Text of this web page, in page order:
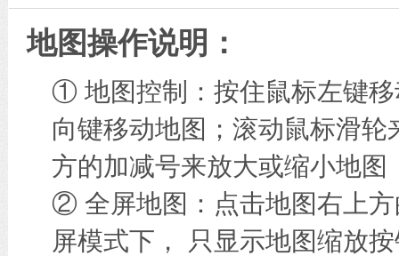
地图操作说明：
① 地图控制：按住鼠标左键
向键移动地图；滚动鼠标滑
方的加减号来放大或缩小地图
② 全屏地图：点击地图右上方
屏模式下， 只显示地图缩放